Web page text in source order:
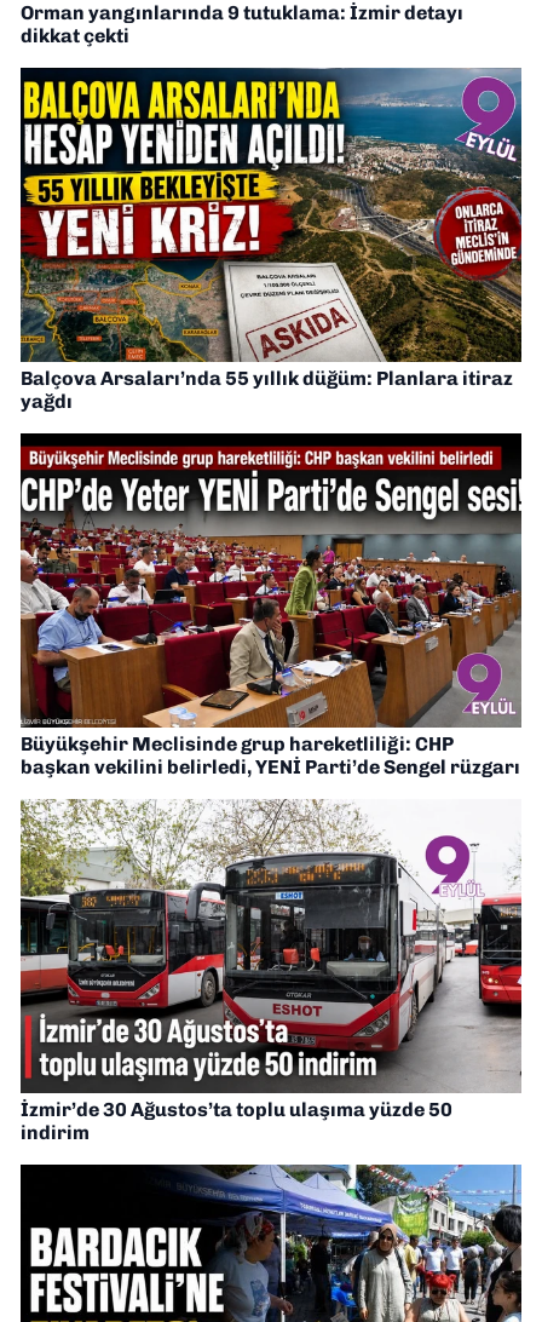
Orman yangınlarında 9 tutuklama: İzmir detayı
dikkat çekti
Balçova Arsaları’nda 55 yıllık düğüm: Planlara itiraz
yağdı
Büyükşehir Meclisinde grup hareketliliği: CHP
başkan vekilini belirledi, YENİ Parti’de Sengel rüzgarı
İzmir’de 30 Ağustos’ta toplu ulaşıma yüzde 50
indirim